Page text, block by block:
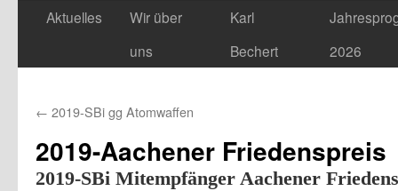
Zum
Aktuelles
Wir über
uns
Karl
Bechert
2026
← 2019-SBi gg Atomwaffen
2019-Aachener Friedenspreis
2019-SBi Mitempfänger Aachener